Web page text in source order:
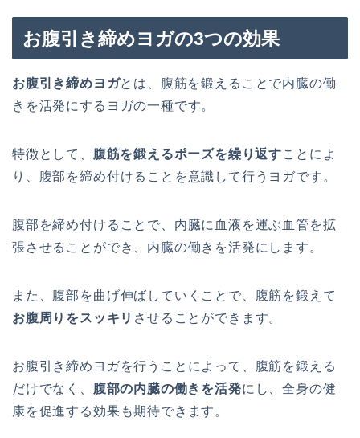
お腹引き締めヨガの3つの効果
お腹引き締めヨガと は 、 腹筋を鍛 え る こ と で内臓の働
き を活発にす る ヨ ガの一種です。
特徴と し て 、 腹筋を鍛えるポーズを繰り返すこ と に よ
り 、 腹部 を締め付ける こ と を意識 し て行 う ヨ ガです。
腹部 を締め付け る こ と で、 内臓に 血 液 を運ぶ 血管 を拡
張さ せる こ と ができ 、 内臓の働き を活発に し ます。
ま た 、 腹部 を曲 げ伸ば し て い く こ と で、 腹筋を鍛 え て
お腹周りをスッキリ させる こ と ができ ま す。
お腹引 き締め ヨ ガを行 う こ と によ っ て 、 腹筋を鍛 え る
だけでな く 、 腹部の内臓の働きを活発に し 、全身の健
康を促進す る効果 も期待でき ます。